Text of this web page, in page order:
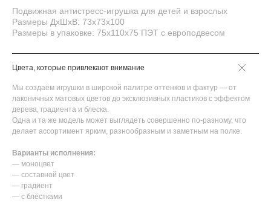
Подвижная антистресс-игрушка для детей и взрослых
Размеры ДхШхВ: 73х73х100
Размеры в упаковке: 75х110х75 ПЭТ с европодвесом
Цвета, которые привлекают внимание
Мы создаём игрушки в широкой палитре оттенков и фактур — от
лаконичных матовых цветов до эксклюзивных пластиков с эффектом
дерева, градиента и блеска.
Одна и та же модель может выглядеть совершенно по-разному, что
делает ассортимент ярким, разнообразным и заметным на полке.
Варианты исполнения:
— моноцвет
— составной цвет
— градиент
— с блёстками